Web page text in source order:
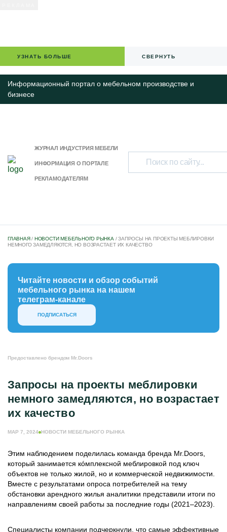
УЗНАТЬ БОЛЬШЕ СВЕРНУТЬ
Информационный портал о мебельном производстве и
бизнесе
ЖУРНАЛ ИНДУСТРИЯ МЕБЕЛИ
ИНФОРМАЦИЯ О ПОРТАЛЕ
РЕКЛАМОДАТЕЛЯМ
ГЛАВНАЯ/ НОВОСТИ МЕБЕЛЬНОГО РЫНКА /ЗАПРОСЫ НА ПРОЕКТЫ МЕБЛИРОВКИ
НЕМНОГО ЗАМЕДЛЯЮТСЯ, НО ВОЗРАСТАЕТ ИХ КАЧЕСТВО
Читайте новости и обзор событий
мебельного рынка на нашем
телеграм-канале
ПОДПИСАТЬСЯ
Предоставлено брендом Mr.Doors
Запросы на проекты меблировки
немного замедляются, но возрастает
их качество
МАР 7, 2024 НОВОСТИ МЕБЕЛЬНОГО РЫНКА
Этим наблюдением поделилась команда бренда Mr.Doors,
который занимается кóмплексной меблировкой под ключ
объектов не только жилой, но и коммерческой недвижимости.
Вместе с результатами опроса потребителей на тему
обстановки арендного жилья аналитики представили итоги по
направлениям своей работы за последние годы (2021–2023).
Специалисты компании подчеркнули, что самые эффективные